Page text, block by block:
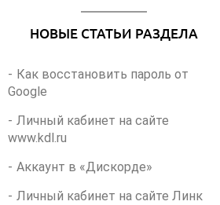
НОВЫЕ СТАТЬИ РАЗДЕЛА
Как восстановить пароль от
Google
Личный кабинет на сайте
www.kdl.ru
Аккаунт в «Дискорде»
Личный кабинет на сайте Линк